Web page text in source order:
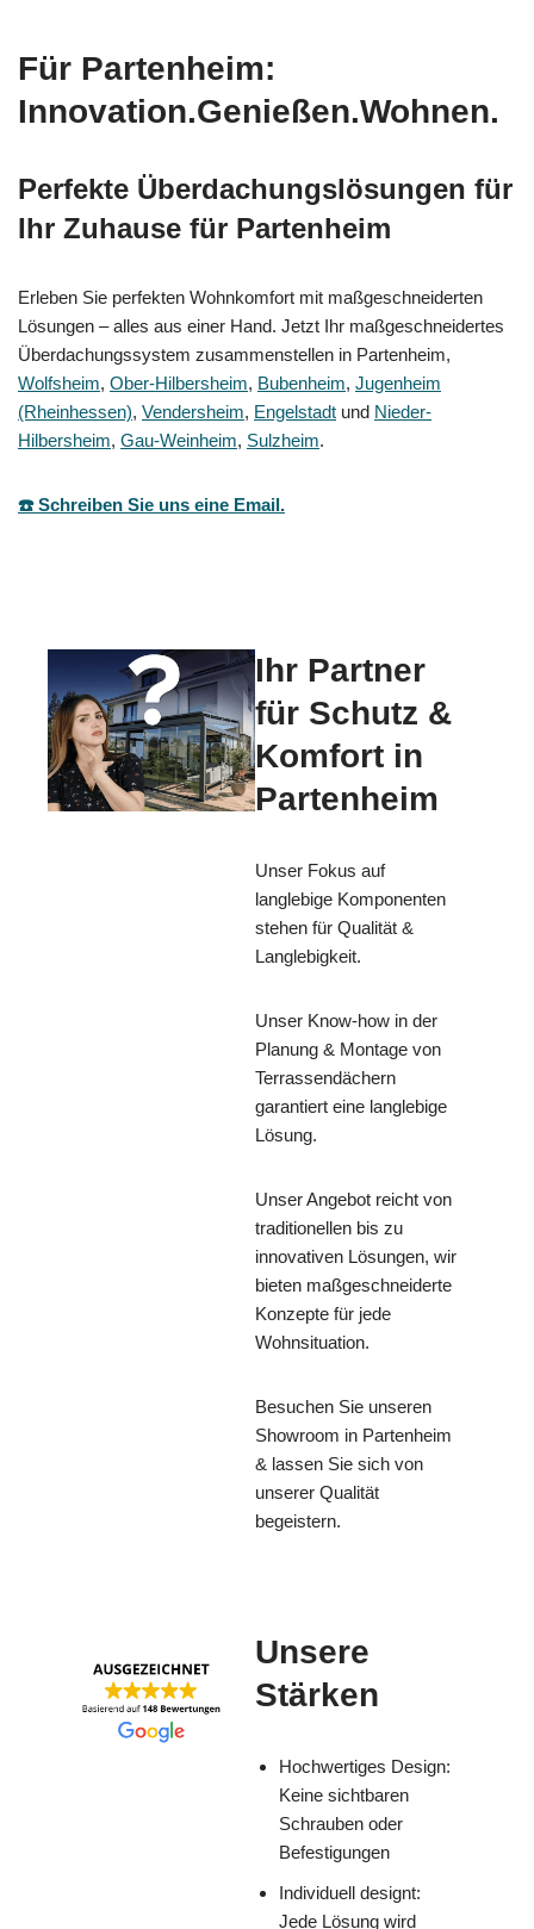
Für Partenheim:
Innovation.Genießen.Wohnen.
Perfekte Überdachungslösungen für
Ihr Zuhause für Partenheim
Erleben Sie perfekten Wohnkomfort mit maßgeschneiderten
Lösungen – alles aus einer Hand. Jetzt Ihr maßgeschneidertes
Überdachungssystem zusammenstellen in Partenheim,
Wolfsheim, Ober-Hilbersheim, Bubenheim, Jugenheim
(Rheinhessen), Vendersheim, Engelstadt und Nieder-
Hilbersheim, Gau-Weinheim, Sulzheim.
☎️ Schreiben Sie uns eine Email.
Ihr Partner
für Schutz &
Komfort in
Partenheim
Unser Fokus auf
langlebige Komponenten
stehen für Qualität &
Langlebigkeit.
Unser Know-how in der
Planung & Montage von
Terrassendächern
garantiert eine langlebige
Lösung.
Unser Angebot reicht von
traditionellen bis zu
innovativen Lösungen, wir
bieten maßgeschneiderte
Konzepte für jede
Wohnsituation.
Besuchen Sie unseren
Showroom in Partenheim
& lassen Sie sich von
unserer Qualität
begeistern.
Unsere
Stärken
Hochwertiges Design:
Keine sichtbaren
Schrauben oder
Befestigungen
Individuell designt:
Jede Lösung wird